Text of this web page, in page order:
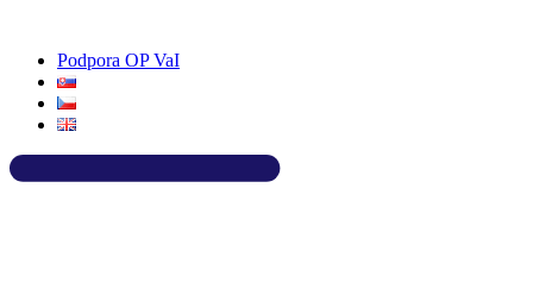
obsah
Podpora OP VaI